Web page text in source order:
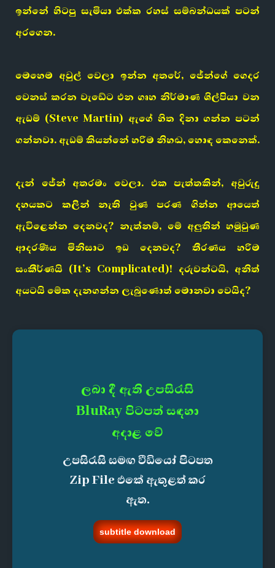
ඉන්නේ හිටපු සැමියා එක්ක රහස් සම්බන්ධයක් පටන්
අරගෙන.
මෙහෙම අවුල් වෙලා ඉන්න අතරේ, ජේන්ගේ ගෙදර
වෙනස් කරන වැඩේට එන ගෘහ නිර්මාණ ශිල්පියා වන
ඇඩම් (Steve Martin) ඇගේ හිත දිනා ගන්න පටන්
ගන්නවා. ඇඩම් කියන්නේ හරිම නිහඬ, හොඳ කෙනෙක්.
දැන් ජේන් අතරමං වෙලා. එක පැත්තකින්, අවුරුදු
දහයකට කලින් නැති වුණ පරණ ගින්න ආයෙත්
ඇවිළෙන්න දෙනවද? නැත්නම්, මේ අලුතින් හමුවුණ
ආදරණීය මිනිසාට ඉඩ දෙනවද? තීරණය හරිම
සංකීර්ණයි (It’s Complicated)! දරුවන්ටයි, අනිත්
අයටයි මේක දැනගන්න ලැබුණොත් මොනවා වෙයිද?
ලබා දී ඇති උපසිරැසි
BluRay පිටපත් සඳහා
අදාළ වේ
උපසිරැසි සමඟ වීඩියෝ පිටපත
Zip File එකේ ඇතුළත් කර
ඇත.
subtitle download